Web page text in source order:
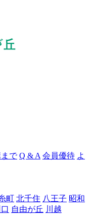
ャ
由
で Q & A 会員優待 よ
町 北千住 八王子 昭和
自由が丘 川越